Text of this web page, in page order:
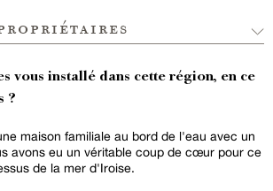
vous installé dans cette région, en ce
?
maison familiale au bord de l'eau avec un
avons eu un véritable coup de cœur pour ce
de la mer d'Iroise.